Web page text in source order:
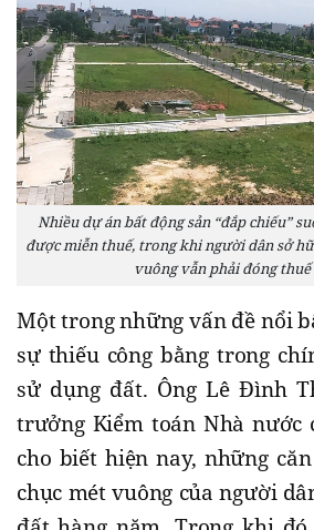
Nhiều dự án bất động sản “đắp chiếu”
được miễn thuế, trong khi người dân sở
vuông vẫn phải đóng thuế
Một trong những vấn đề nổi
sự thiếu công bằng trong
sử dụng đất. Ông Lê Đình
trưởng Kiểm toán Nhà nước
cho biết hiện nay, những
chục mét vuông của người